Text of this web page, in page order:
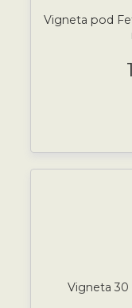
Vigneta pod
Vigneta 30